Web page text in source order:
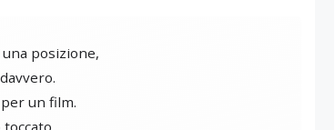
posizione,
un film.